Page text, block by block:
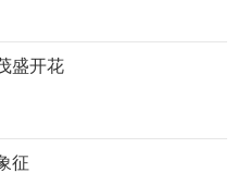
盛开花
征